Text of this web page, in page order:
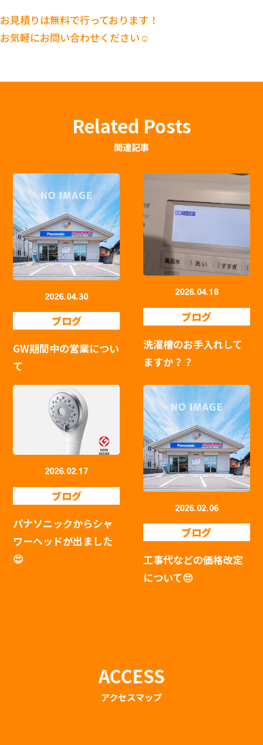
お見積りは無料で行っております！
お気軽にお問い合わせください☺️
Related Posts
関連記事
2026.04.30
ブログ
GW期間中の営業につい
て
2026.04.18
ブログ
洗濯槽のお手入れして
ますか？？
2026.02.17
ブログ
パナソニックからシャ
ワーヘッドが出ました
😍
2026.02.06
ブログ
工事代などの価格改定
について😔
ACCESS
アクセスマップ